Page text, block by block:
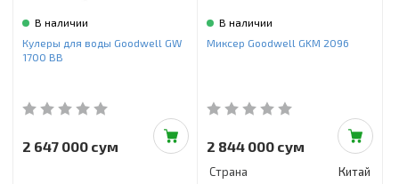
В наличии
Кулеры для воды Goodwell GW
1700 BB
2 647 000 сум
В наличии
Миксер Goodwell GKM 2096
2 844 000 сум
Страна Китай